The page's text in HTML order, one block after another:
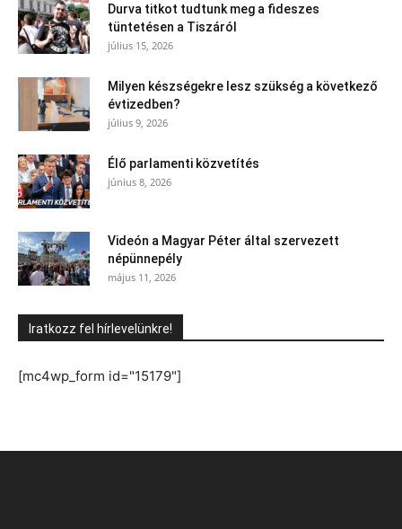
Durva titkot tudtunk meg a fideszes
tüntetésen a Tiszáról
július 15, 2026
Milyen készségekre lesz szükség a következő
évtizedben?
július 9, 2026
Élő parlamenti közvetítés
június 8, 2026
Videón a Magyar Péter által szervezett
népünnepély
május 11, 2026
Iratkozz fel hírlevelünkre!
[mc4wp_form id="15179"]